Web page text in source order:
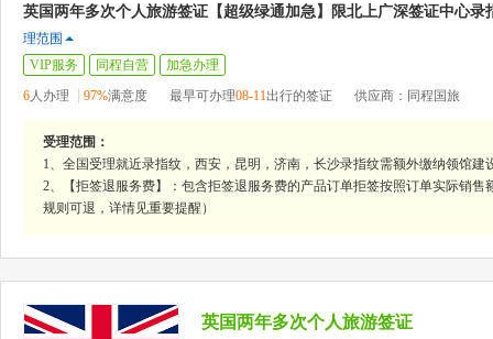
英国两年多次个人旅游签证【超级绿通加急】限北上广深签证中心
理范围
VIP服务
同程自营
加急办理
6人办理 97%满意度 最早可办理08-11出行的签证 供应商：同程国旅
受理范围：
1、全国受理就近录指纹，西安，昆明，济南，长沙录指纹需额外缴纳领馆
2、【拒签退服务费】：包含拒签退服务费的产品订单拒签按照订单实际销
规则可退，详情见重要提醒）
英国两年多次个人旅游签证